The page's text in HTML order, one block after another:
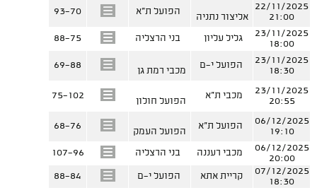
22/11/2025
21:00
אליצור נתניה
הפועל ת"א 93-70
23/11/2025
18:00
גליל עליון בני הרצליה 88-75
23/11/2025
18:30
הפועל י-ם
מכבי רמת גן
69-88
23/11/2025
20:55
מכבי ת"א
הפועל חולון
75-102
06/12/2025
19:10
הפועל ת"א
הפועל העמק
68-76
06/12/2025
20:00
מכבי רעננה בני הרצליה
107-96
07/12/2025
18:30
קריית אתא הפועל י-ם
88-84